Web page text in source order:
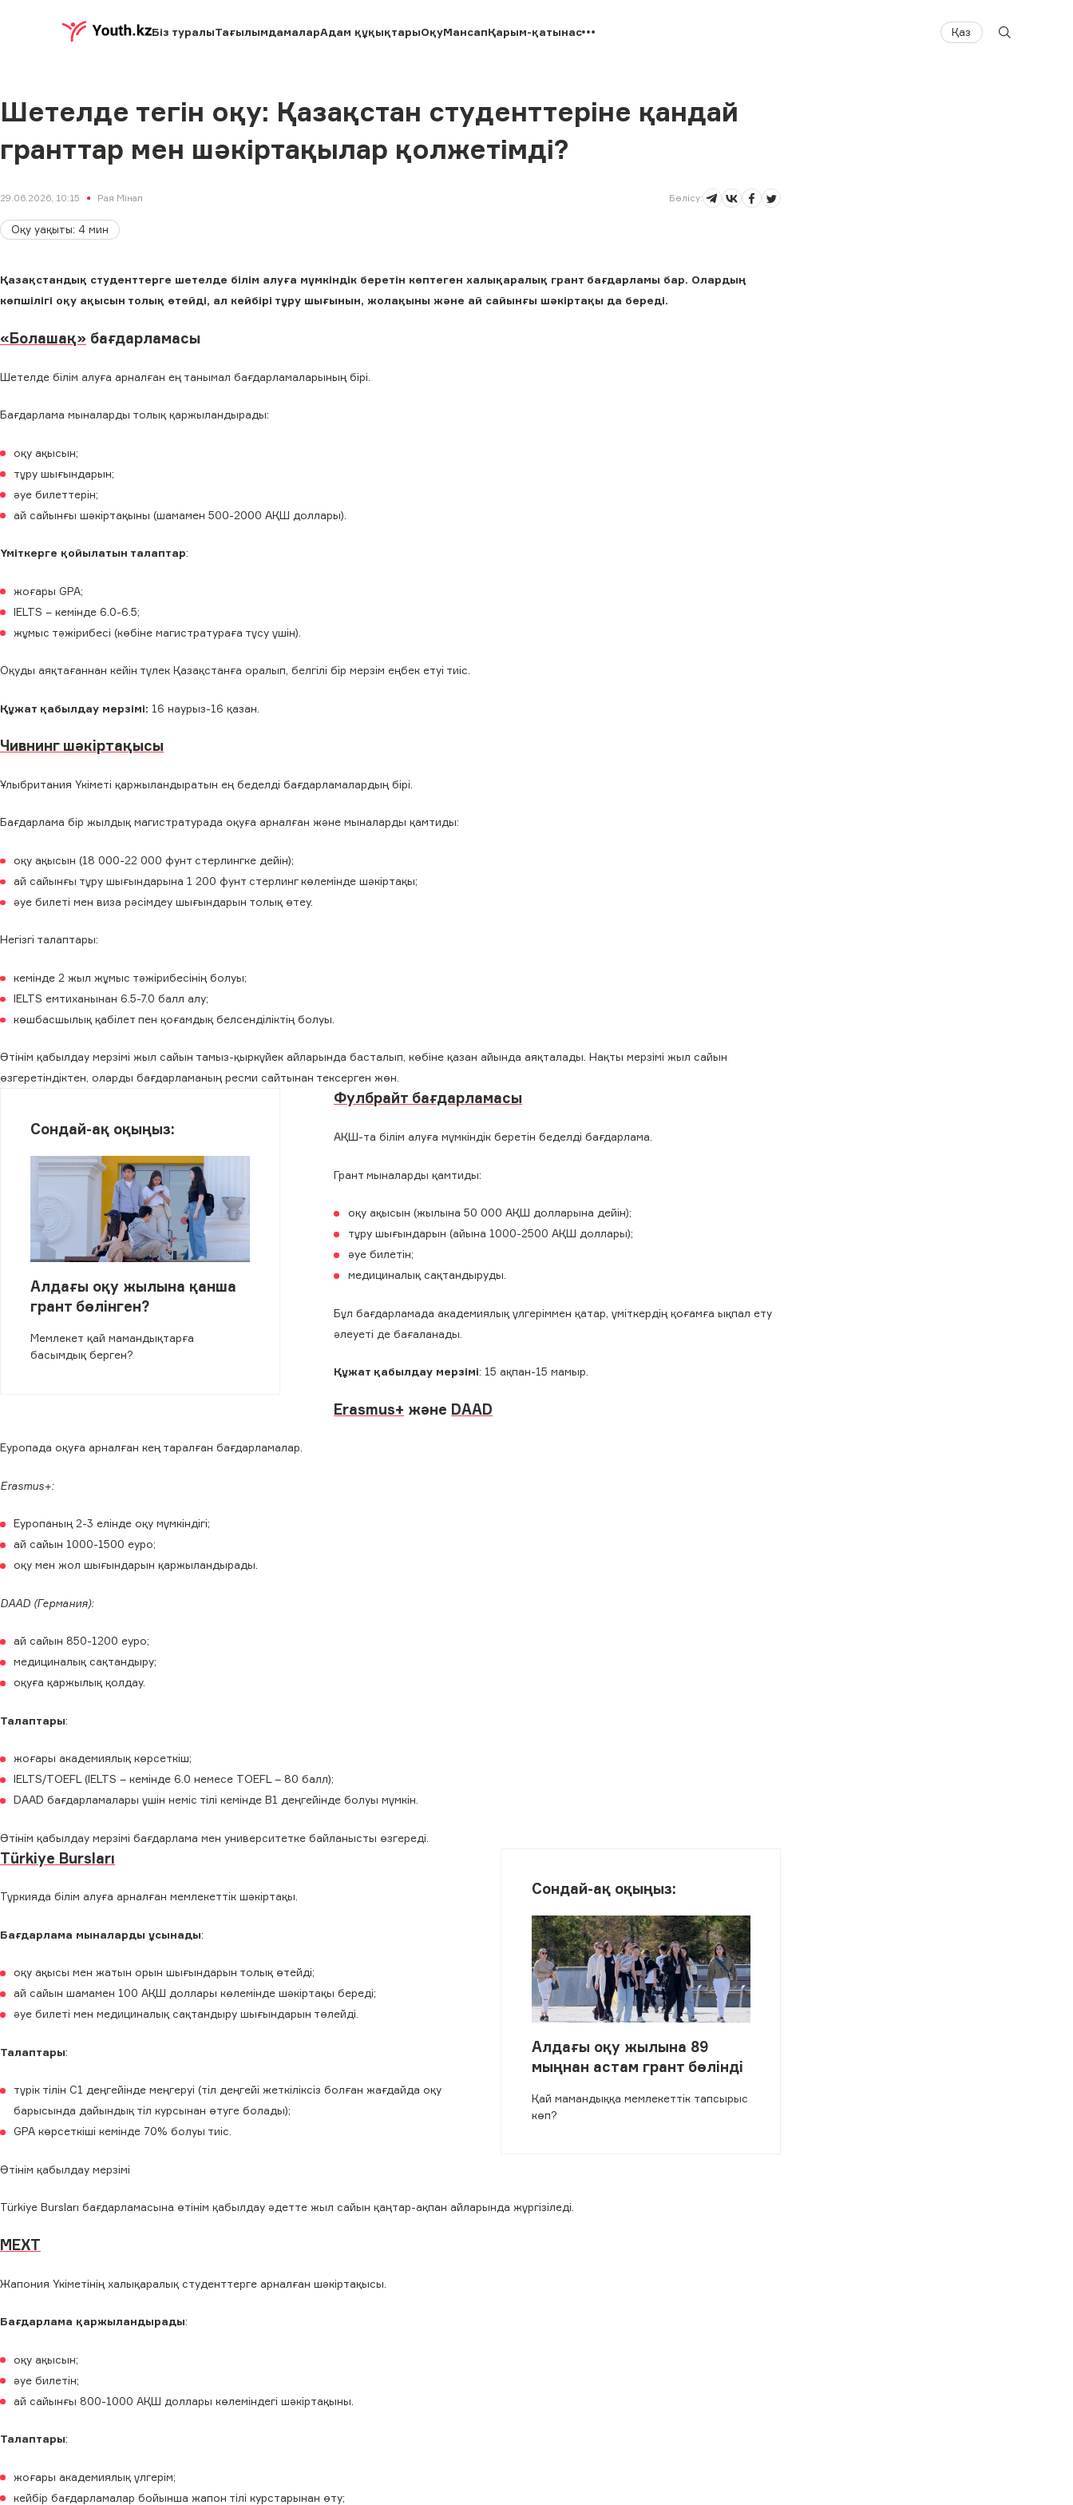
Біз туралыТағылымдамаларАдам құқықтарыОқуМансапҚарым-қатынас Қаз
Шетелде тегін оқу: Қазақстан студенттеріне қандай
гранттар мен шәкіртақылар қолжетімді?
29.06.2026, 10:15 Рая Мінап Бөлісу:
Оқу уақыты: 4 мин
Қазақстандық студенттерге шетелде білім алуға мүмкіндік беретін көптеген халықаралық грант бағдарламы бар. Олардың
көпшілігі оқу ақысын толық өтейді, ал кейбірі тұру шығынын, жолақыны және ай сайынғы шәкіртақы да береді.
«Болашақ» бағдарламасы
Шетелде білім алуға арналған ең танымал бағдарламаларының бірі.
Бағдарлама мыналарды толық қаржыландырады:
оқу ақысын;
тұру шығындарын;
әуе билеттерін;
ай сайынғы шәкіртақыны (шамамен 500-2000 АҚШ доллары).
Үміткерге қойылатын талаптар:
жоғары GPA;
IELTS – кемінде 6.0-6.5;
жұмыс тәжірибесі (көбіне магистратураға түсу үшін).
Оқуды аяқтағаннан кейін түлек Қазақстанға оралып, белгілі бір мерзім еңбек етуі тиіс.
Құжат қабылдау мерзімі: 16 наурыз-16 қазан.
Чивнинг шәкіртақысы
Ұлыбритания Үкіметі қаржыландыратын ең беделді бағдарламалардың бірі.
Бағдарлама бір жылдық магистратурада оқуға арналған және мыналарды қамтиды:
оқу ақысын (18 000-22 000 фунт стерлингке дейін);
ай сайынғы тұру шығындарына 1 200 фунт стерлинг көлемінде шәкіртақы;
әуе билеті мен виза рәсімдеу шығындарын толық өтеу.
Негізгі талаптары:
кемінде 2 жыл жұмыс тәжірибесінің болуы;
IELTS емтиханынан 6.5-7.0 балл алу;
көшбасшылық қабілет пен қоғамдық белсенділіктің болуы.
Өтінім қабылдау мерзімі жыл сайын тамыз-қыркүйек айларында басталып, көбіне қазан айында аяқталады. Нақты мерзімі жыл сайын
өзгеретіндіктен, оларды бағдарламаның ресми сайтынан тексерген жөн.
Сондай-ақ оқыңыз:
Алдағы оқу жылына қанша
грант бөлінген?
Мемлекет қай мамандықтарға
басымдық берген?
Фулбрайт бағдарламасы
АҚШ-та білім алуға мүмкіндік беретін беделді бағдарлама.
Грант мыналарды қамтиды:
оқу ақысын (жылына 50 000 АҚШ долларына дейін);
тұру шығындарын (айына 1000-2500 АҚШ доллары);
әуе билетін;
медициналық сақтандыруды.
Бұл бағдарламада академиялық үлгеріммен қатар, үміткердің қоғамға ықпал ету
әлеуеті де бағаланады.
Құжат қабылдау мерзімі: 15 ақпан-15 мамыр.
Erasmus+ және DAAD
Еуропада оқуға арналған кең таралған бағдарламалар.
Erasmus+:
Еуропаның 2-3 елінде оқу мүмкіндігі;
ай сайын 1000-1500 еуро;
оқу мен жол шығындарын қаржыландырады.
DAAD (Германия):
ай сайын 850-1200 еуро;
медициналық сақтандыру;
оқуға қаржылық қолдау.
Талаптары:
жоғары академиялық көрсеткіш;
IELTS/TOEFL (IELTS – кемінде 6.0 немесе TOEFL – 80 балл);
DAAD бағдарламалары үшін неміс тілі кемінде B1 деңгейінде болуы мүмкін.
Өтінім қабылдау мерзімі бағдарлама мен университетке байланысты өзгереді.
Сондай-ақ оқыңыз:
Алдағы оқу жылына 89
мыңнан астам грант бөлінді
Қай мамандыққа мемлекеттік тапсырыс
көп?
Türkiye Bursları
Түркияда білім алуға арналған мемлекеттік шәкіртақы.
Бағдарлама мыналарды ұсынады:
оқу ақысы мен жатын орын шығындарын толық өтейді;
ай сайын шамамен 100 АҚШ доллары көлемінде шәкіртақы береді;
әуе билеті мен медициналық сақтандыру шығындарын төлейді.
Талаптары:
түрік тілін C1 деңгейінде меңгеруі (тіл деңгейі жеткіліксіз болған жағдайда оқу
барысында дайындық тіл курсынан өтуге болады);
GPA көрсеткіші кемінде 70% болуы тиіс.
Өтінім қабылдау мерзімі
Türkiye Bursları бағдарламасына өтінім қабылдау әдетте жыл сайын қаңтар-ақпан айларында жүргізіледі.
MEXT
Жапония Үкіметінің халықаралық студенттерге арналған шәкіртақысы.
Бағдарлама қаржыландырады:
оқу ақысын;
әуе билетін;
ай сайынғы 800-1000 АҚШ доллары көлеміндегі шәкіртақыны.
Талаптары:
жоғары академиялық үлгерім;
кейбір бағдарламалар бойынша жапон тілі курстарынан өту;